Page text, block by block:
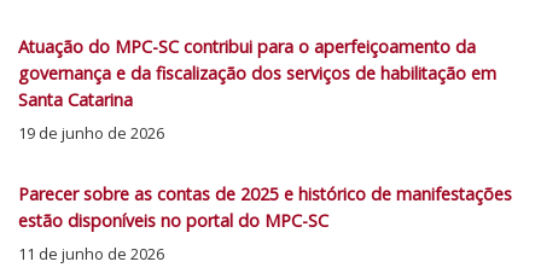
Atuação do MPC-SC contribui para o aperfeiçoamento da
governança e da fiscalização dos serviços de habilitação em
Santa Catarina
19 de junho de 2026
Parecer sobre as contas de 2025 e histórico de manifestações
estão disponíveis no portal do MPC-SC
11 de junho de 2026